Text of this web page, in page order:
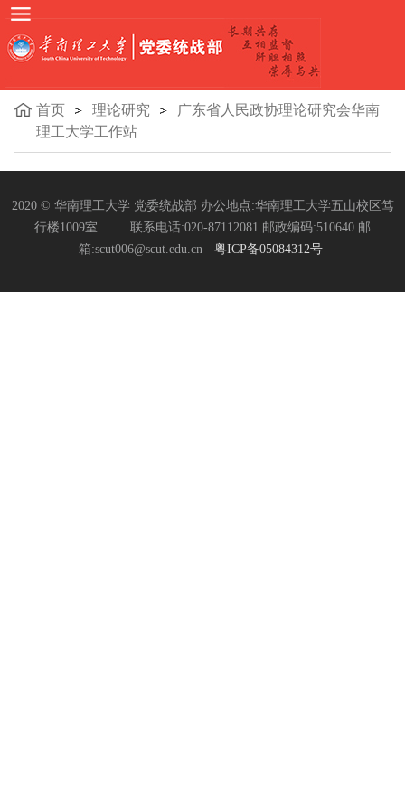
首页 理论研究
广东省人民政协理论研究会华南
理工大学工作站
2020 © 华南理工大学 党委统战部 办公地点:华南理工大学五山校区笃
行楼1009室 联系电话:020-87112081 邮政编码:510640 邮
箱:scut006@scut.edu.cn
粤ICP备05084312号